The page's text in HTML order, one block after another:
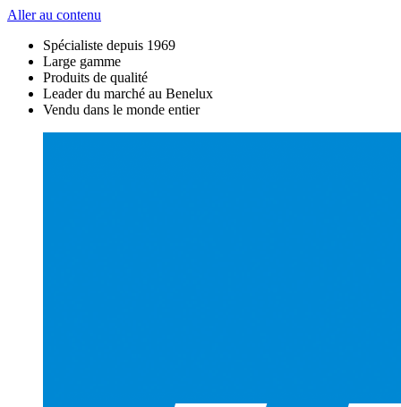
Aller au contenu
Spécialiste depuis 1969
Large gamme
Produits de qualité
Leader du marché au Benelux
Vendu dans le monde entier